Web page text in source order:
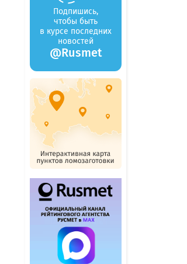
Подпишись,
чтобы быть
в курсе последних
новостей
@Rusmet